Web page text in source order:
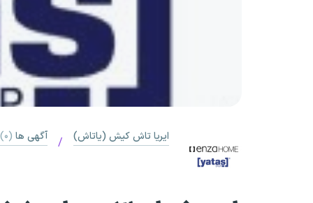
ایریا تاش کیش (یاتاش) / آگهی ها (۰)